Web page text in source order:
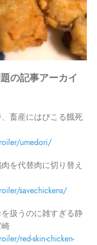
の記事アーカイ
畜産にはびこる餓死
umedori/
を代替肉に切り替え
savechickens/
扱うのに雑すぎる静
red-skin-chicken-